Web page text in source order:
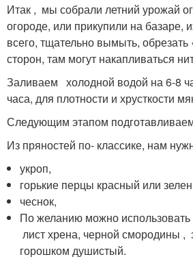
Итак , мы собрали летний урожай
огороде, или прикупили на базаре,
всего, тщательно вымыть, обрезать
сторон, там могут накапливаться
Заливаем холодной водой на 6-8
часа, для плотности и хрусткости
Следующим этапом
Из пряностей по- классике, нам
укроп,
горькие перцы красный или
чеснок,
По желанию можно использовать
лист хрена, черной смородины ,
горошком душистый.